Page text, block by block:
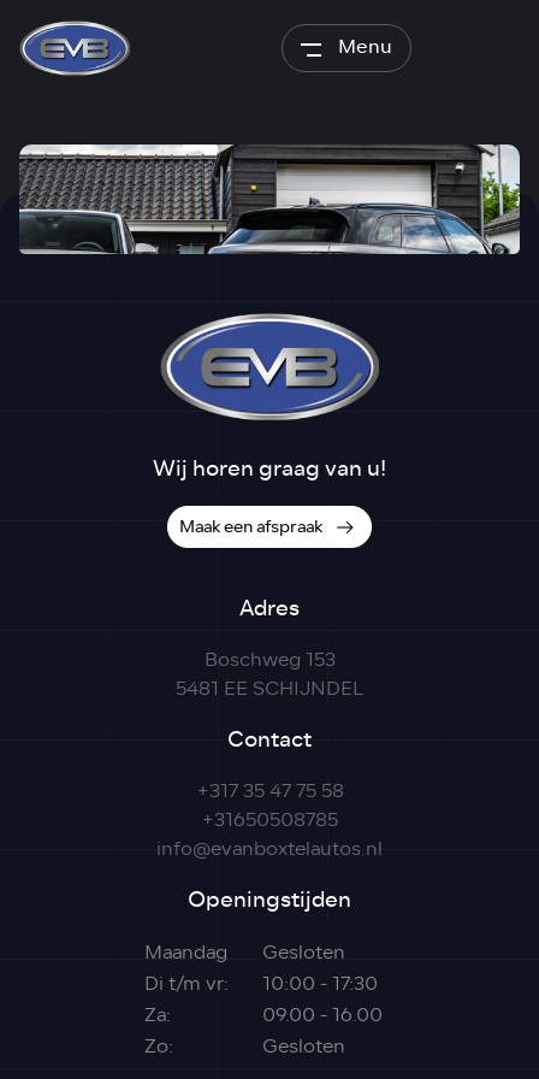
Menu
Adres
Boschweg 153
5481 EE SCHIJNDEL
Contact
+317 35 47 75 58
+31650508785
info@evanboxtelautos.nl
Openingstijden
Maandag
Gesloten
Di t/m vr:
10:00 - 17:30
Za:
09.00 - 16.00
Zo:
Gesloten
Wij horen graag van u!
Maak een afspraak